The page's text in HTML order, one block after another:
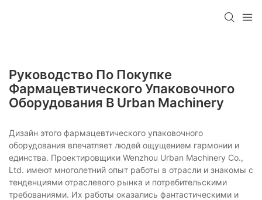
Руководство По Покупке
Фармацевтического Упаковочного
Оборудования В Urban Machinery
Дизайн этого фармацевтического упаковочного
оборудования впечатляет людей ощущением гармонии и
единства. Проектировщики Wenzhou Urban Machinery Co.,
Ltd. имеют многолетний опыт работы в отрасли и знакомы с
тенденциями отраслевого рынка и потребительскими
требованиями. Их работы оказались фантастическими и